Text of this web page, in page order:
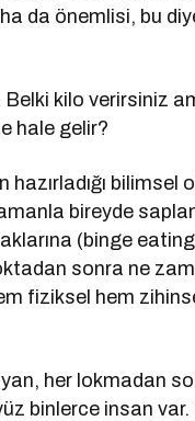
da önemlisi, bu
kilo verirsiniz
hale gelir?
hazırladığı bilimsel
bireyde
(binge
sonra ne
fiziksel hem
her lokmadan
binlerce insan var.